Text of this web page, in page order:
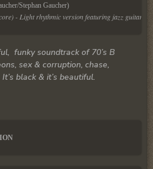
Stephan Gaucher)
- Light rhythmic version featuring jazz guitar
funky soundtrack of 70’s B
sex & corruption, chase,
black & it’s beautiful.